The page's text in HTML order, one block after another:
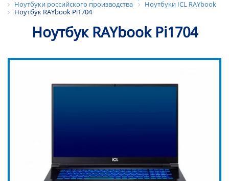
Ноутбуки российского производства
Ноутбуки ICL RAYbook
Ноутбук RAYbook Pi1704
Ноутбук RAYbook Pi1704